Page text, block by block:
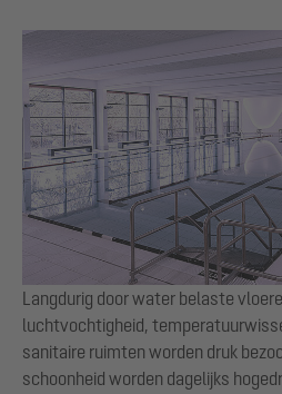
Langdurig door water belaste
luchtvochtigheid,
sanitaire ruimten worden druk
schoonheid worden dagelijks